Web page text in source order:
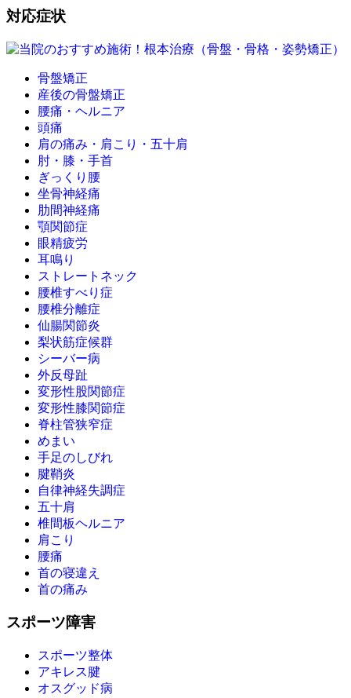
対応症状
骨盤矯正
産後の骨盤矯正
腰痛・ヘルニア
頭痛
肩の痛み・肩こり・五十肩
肘・膝・手首
ぎっくり腰
坐骨神経痛
肋間神経痛
顎関節症
眼精疲労
耳鳴り
ストレートネック
腰椎すべり症
腰椎分離症
仙腸関節炎
梨状筋症候群
シーバー病
外反母趾
変形性股関節症
変形性膝関節症
脊柱管狭窄症
めまい
手足のしびれ
腱鞘炎
自律神経失調症
五十肩
椎間板ヘルニア
肩こり
腰痛
首の寝違え
首の痛み
スポーツ障害
スポーツ整体
アキレス腱
オスグッド病